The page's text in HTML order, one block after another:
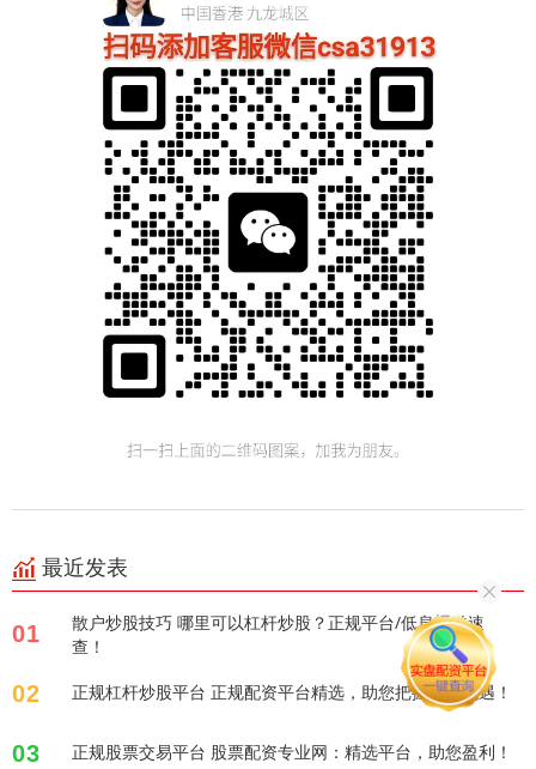
最近发表
01
散户炒股技巧 哪里可以杠杆炒股？正规平台/低息渠道速
查！
02 正规杠杆炒股平台 正规配资平台精选，助您把握投资机遇！
03 正规股票交易平台 股票配资专业网：精选平台，助您盈利！